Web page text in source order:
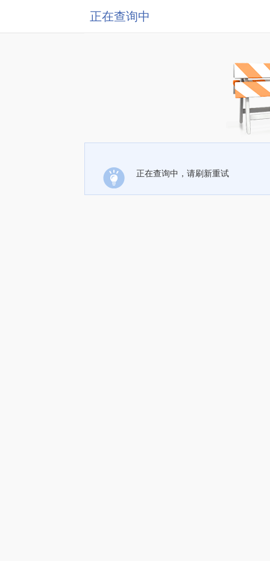
正在查询中
正在查询中，请刷新重试